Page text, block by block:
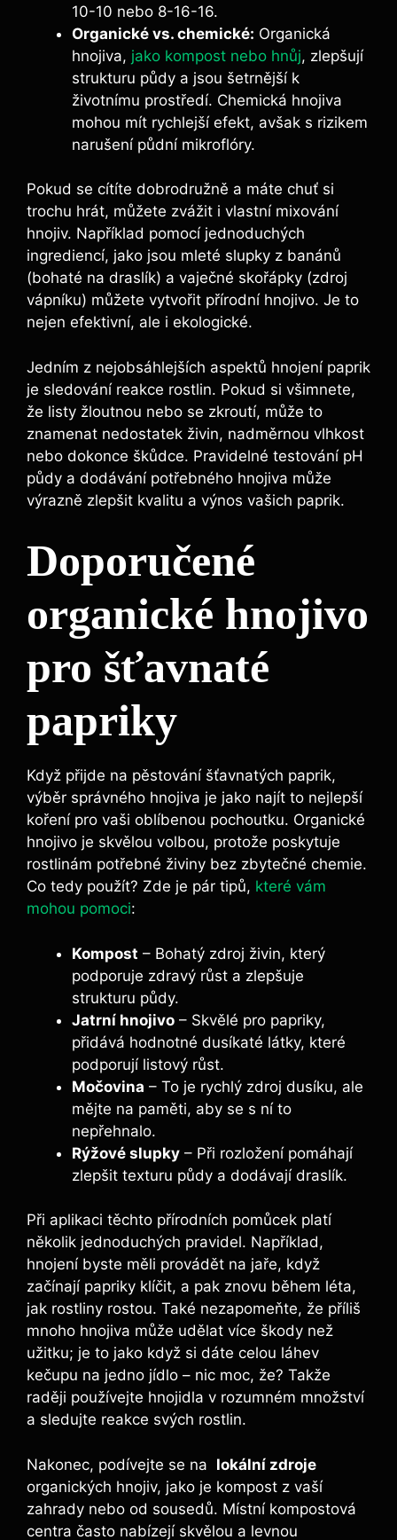
10-10 nebo 8-16-16.
Organické vs. chemické: Organická
hnojiva, jako kompost nebo hnůj,⁣ zlepšují
strukturu‌ půdy a jsou šetrnější k​
životnímu prostředí. Chemická hnojiva
mohou mít rychlejší efekt, avšak s rizikem‍
narušení půdní​ mikroflóry.
Pokud ⁢se cítíte dobrodružně a máte chuť si
⁢trochu hrát, můžete zvážit i vlastní mixování
⁢hnojiv. Například​ pomocí jednoduchých‍
ingrediencí, jako jsou mleté slupky z banánů ​
(bohaté na draslík) a vaječné⁤ skořápky​ (zdroj
vápníku) můžete vytvořit ⁤přírodní hnojivo. Je to
nejen efektivní, ale i⁣ ekologické.
Jedním⁢ z nejobsáhlejších aspektů hnojení paprik
je ‌sledování reakce rostlin. Pokud si všimnete,
že listy žloutnou⁢ nebo se zkroutí, může to
znamenat nedostatek živin, nadměrnou vlhkost
‍nebo dokonce ⁣škůdce. Pravidelné testování pH
půdy a dodávání potřebného hnojiva⁣ může
výrazně ⁤zlepšit kvalitu⁢ a výnos​ vašich⁣ paprik.
Doporučené
organické hnojivo
pro šťavnaté
papriky
Když přijde na⁤ pěstování šťavnatých paprik,
výběr správného hnojiva je jako najít to ‍nejlepší
koření ⁣pro vaši oblíbenou⁤ pochoutku. Organické
hnojivo je skvělou volbou, protože⁤ poskytuje
rostlinám​ potřebné živiny bez ⁤zbytečné chemie.
⁤Co tedy použít? Zde je pár tipů, které vám
mohou pomoci:
Kompost –⁣ Bohatý ‌zdroj‍ živin, který‌
podporuje zdravý růst a zlepšuje
‍strukturu půdy.
Jatrní ‍hnojivo – Skvělé pro papriky,
přidává hodnotné ⁤dusíkaté‍ látky, které
podporují listový růst.
Močovina – To je‍ rychlý zdroj dusíku, ale
mějte na‍ paměti, aby se ‌s ní to
nepřehnalo.
Rýžové slupky – Při rozložení ‌pomáhají
zlepšit texturu půdy ‌a dodávají draslík.
Při ⁢aplikaci těchto přírodních pomůcek platí⁣
několik jednoduchých pravidel. Například,⁣
hnojení‍ byste‍ měli provádět na jaře, když
začínají papriky klíčit, a pak znovu ⁢během léta,
jak rostliny rostou. Také nezapomeňte, že příliš
mnoho hnojiva může udělat více škody než
užitku; je to jako když si dáte celou ‍láhev
kečupu na jedno jídlo ⁤– nic moc, že? Takže
raději používejte ⁢hnojidla​ v rozumném množství‌
a‍ sledujte reakce ⁣svých ⁢rostlin.
Nakonec, podívejte se na ⁤ lokální zdroje
organických hnojiv, jako je kompost ​z vaší
‍zahrady nebo od sousedů. Místní kompostová ​
centra často nabízejí⁤ skvělou ​a⁣ levnou